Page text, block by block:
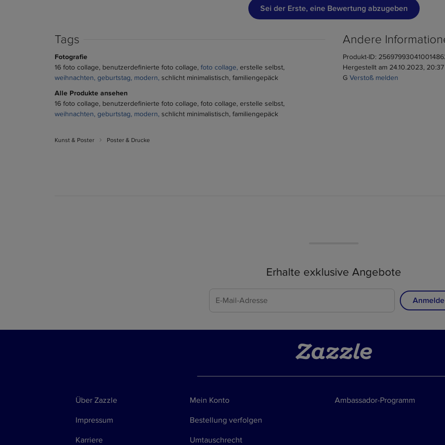
Sei der Erste, eine Bewertung abzugeben
Tags
Fotografie
16 foto collage benutzerdefinierte foto collage foto collage erstelle selbst
weihnachten geburtstag modern schlicht minimalistisch familiengepäck
Alle Produkte ansehen
16 foto collage benutzerdefinierte foto collage foto collage erstelle selbst
weihnachten geburtstag modern schlicht minimalistisch familiengepäck
Andere
Produkt-ID:
Hergestellt am 24.10.2023, 20:37
G Verstoß melden
Kunst & Poster 쎃 Poster & Drucke
Erhalte exklusive Angebote
Über Zazzle
Impressum
Karriere
Mein Konto
Bestellung verfolgen
Umtauschrecht
Ambassador-Programm